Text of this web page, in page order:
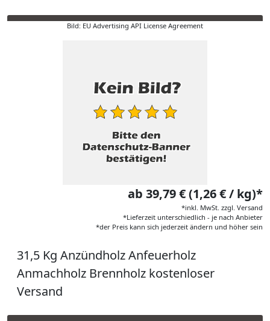
Bild: EU Advertising API License Agreement
ab 39,79 € (1,26 € / kg)*
*inkl. MwSt. zzgl. Versand
*Lieferzeit unterschiedlich - je nach Anbieter
*der Preis kann sich jederzeit ändern und höher sein
31,5 Kg Anzündholz Anfeuerholz
Anmachholz Brennholz kostenloser
Versand